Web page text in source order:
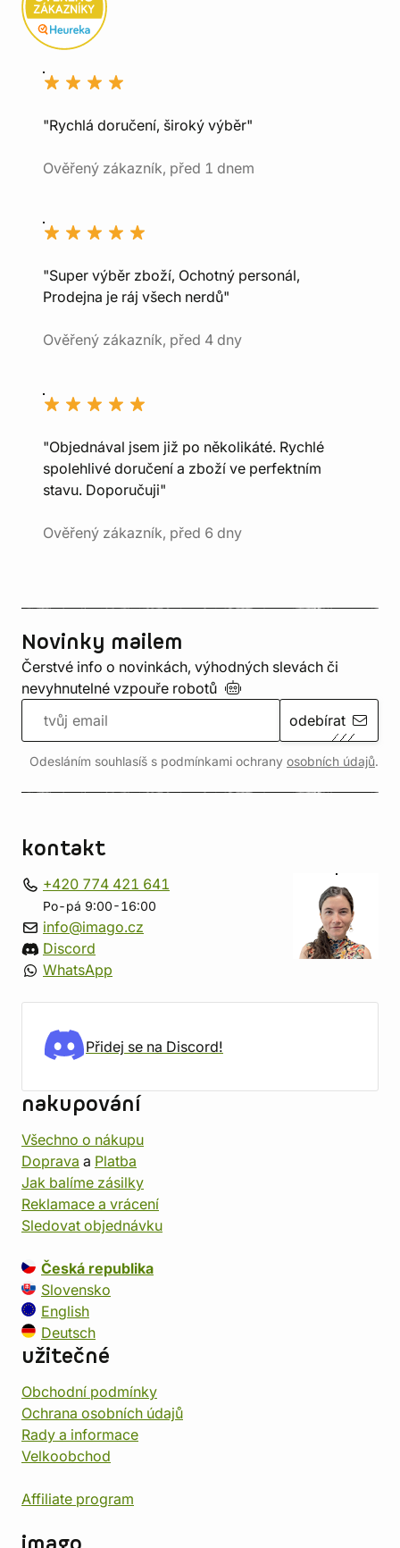
"Rychlá doručení, široký výběr"
Ověřený zákazník, před 1 dnem
"Super výběr zboží, Ochotný personál,
Prodejna je ráj všech nerdů"
Ověřený zákazník, před 4 dny
"Objednával jsem již po několikáté. Rychlé
spolehlivé doručení a zboží ve perfektním
stavu. Doporučuji"
Ověřený zákazník, před 6 dny
Novinky mailem
Čerstvé info o novinkách, výhodných slevách či
nevyhnutelné vzpouře robotů
odebírat
Odesláním souhlasíš s podmínkami ochrany osobních údajů.
kontakt
+420 774 421 641
Po-pá 9:00-16:00
info@imago.cz
Discord
WhatsApp
Přidej se na Discord!
nakupování
Všechno o nákupu
Doprava a Platba
Jak balíme zásilky
Reklamace a vrácení
Sledovat objednávku
Česká republika
Slovensko
English
Deutsch
užitečné
Obchodní podmínky
Ochrana osobních údajů
Rady a informace
Velkoobchod
Affiliate program